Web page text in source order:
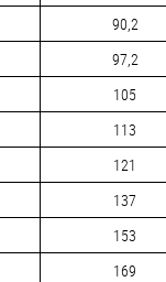
90,2
97,2
105
113
121
137
153
169